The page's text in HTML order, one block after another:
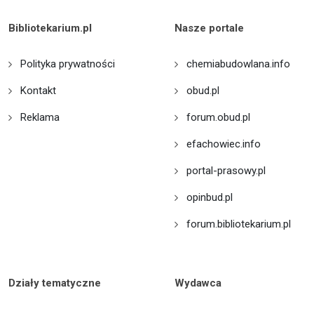
Bibliotekarium.pl
Polityka prywatności
Kontakt
Reklama
Nasze portale
chemiabudowlana.info
obud.pl
forum.obud.pl
efachowiec.info
portal-prasowy.pl
opinbud.pl
forum.bibliotekarium.pl
Działy tematyczne Wydawca